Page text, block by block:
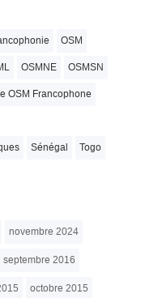
OSM
OSMNE OSMSN
OSM Francophone
Sénégal Togo
novembre 2024
septembre 2016
octobre 2015